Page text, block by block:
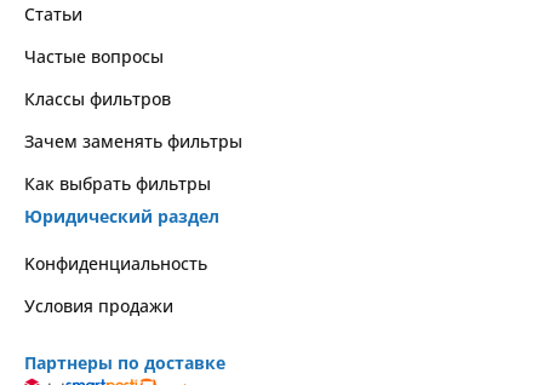
Статьи
Частые вопросы
Классы фильтров
Зачем заменять фильтры
Как выбрать фильтры
Юридический раздел
Kонфиденциальность
Условия продажи
Партнеры по доставке